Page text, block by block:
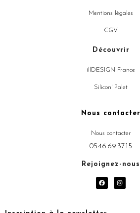
Mentions légales
CGV
Découvrir
illDESIGN France
Silicon' Palet
Nous contacter
Nous contacter
05.46.69.37.15
Rejoignez-nous
F
a
I
n